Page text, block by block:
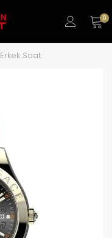
0
Erkek Saat